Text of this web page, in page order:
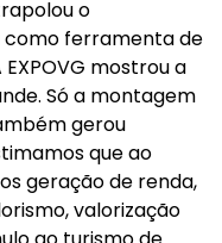
o
como ferramenta de
mostrou a
Só a montagem
gerou
que ao
geração de renda,
valorização